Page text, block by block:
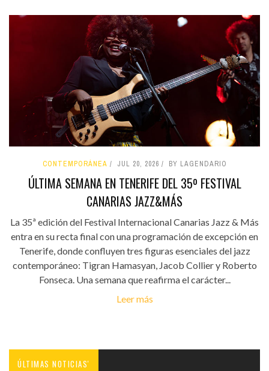
CONTEMPORÁNEA JUL 20, 2026 BY LAGENDARIO
ÚLTIMA SEMANA EN TENERIFE DEL 35º FESTIVAL
CANARIAS JAZZ&MÁS
La 35ª edición del Festival Internacional Canarias Jazz & Más
entra en su recta final con una programación de excepción en
Tenerife, donde confluyen tres figuras esenciales del jazz
contemporáneo: Tigran Hamasyan, Jacob Collier y Roberto
Fonseca. Una semana que reafirma el carácter...
Leer más
ÚLTIMAS NOTICIAS'